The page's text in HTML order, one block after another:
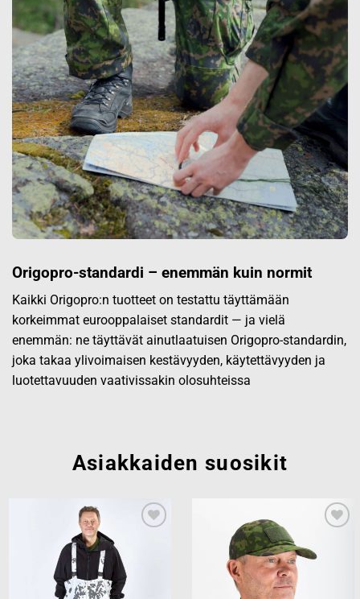
Origopro-standardi – enemmän kuin normit
Kaikki Origopro:n tuotteet on testattu täyttämään
korkeimmat eurooppalaiset standardit — ja vielä
enemmän: ne täyttävät ainutlaatuisen Origopro-standardin,
joka takaa ylivoimaisen kestävyyden, käytettävyyden ja
luotettavuuden vaativissakin olosuhteissa
Asiakkaiden suosikit
wishlist